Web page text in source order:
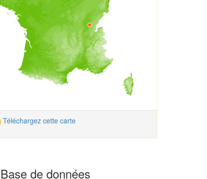
Téléchargez cette carte
Base de données